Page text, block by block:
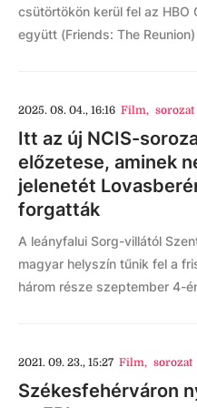
csütörtökön kerül fel az HBO
együtt (Friends: The
2025. 08. 04., 16:16 Film, sorozat
Itt az új NCIS-
előzetese, aminek
jelenetét
forgatták
A leányfalui Sorg-villától
magyar helyszín tűnik fel a
három része szeptember 4-
2021. 09. 23., 15:27 Film, sorozat
Székesfehérváron